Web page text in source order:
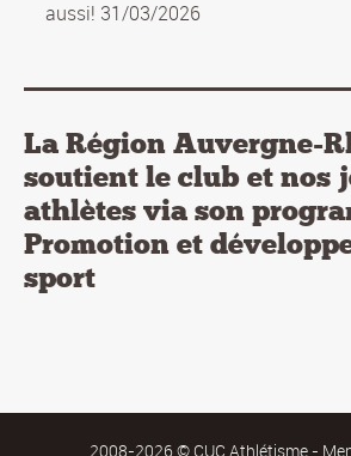
aussi! 31/03/2026
La Région Auvergne-
soutient le club et nos
athlètes via son
Promotion et
sport
2008-2026 © CUC Athlétisme -